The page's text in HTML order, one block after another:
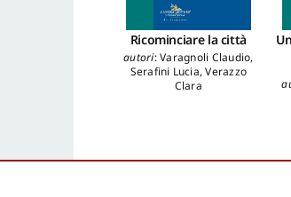
Ricominciare la città
autori:Varagnoli Claudio,
Serafini Lucia,Verazzo
Clara